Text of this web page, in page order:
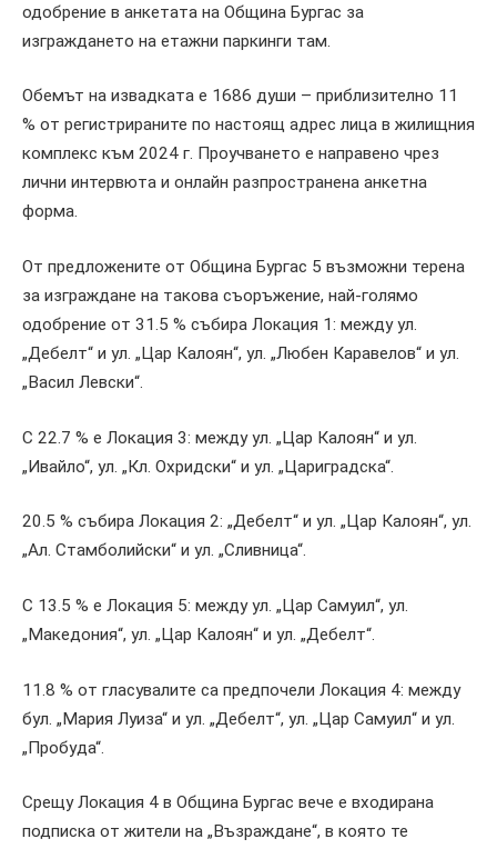
одобрение в анкетата на Община Бургас за
изграждането на етажни паркинги там.
Обемът на извадката е 1686 души – приблизително 11
% от регистрираните по настоящ адрес лица в жилищния
комплекс към 2024 г. Проучването е направено чрез
лични интервюта и онлайн разпространена анкетна
форма.
От предложените от Община Бургас 5 възможни терена
за изграждане на такова съоръжение, най-голямо
одобрение от 31.5 % събира Локация 1: между ул.
„Дебелт“ и ул. „Цар Калоян“, ул. „Любен Каравелов“ и ул.
„Васил Левски“.
С 22.7 % е Локация 3: между ул. „Цар Калоян“ и ул.
„Ивайло“, ул. „Кл. Охридски“ и ул. „Цариградска“.
20.5 % събира Локация 2: „Дебелт“ и ул. „Цар Калоян“, ул.
„Ал. Стамболийски“ и ул. „Сливница“.
С 13.5 % е Локация 5: между ул. „Цар Самуил“, ул.
„Македония“, ул. „Цар Калоян“ и ул. „Дебелт“.
11.8 % от гласувалите са предпочели Локация 4: между
бул. „Мария Луиза“ и ул. „Дебелт“, ул. „Цар Самуил“ и ул.
„Пробуда“.
Срещу Локация 4 в Община Бургас вече е входирана
подписка от жители на „Възраждане“, в която те